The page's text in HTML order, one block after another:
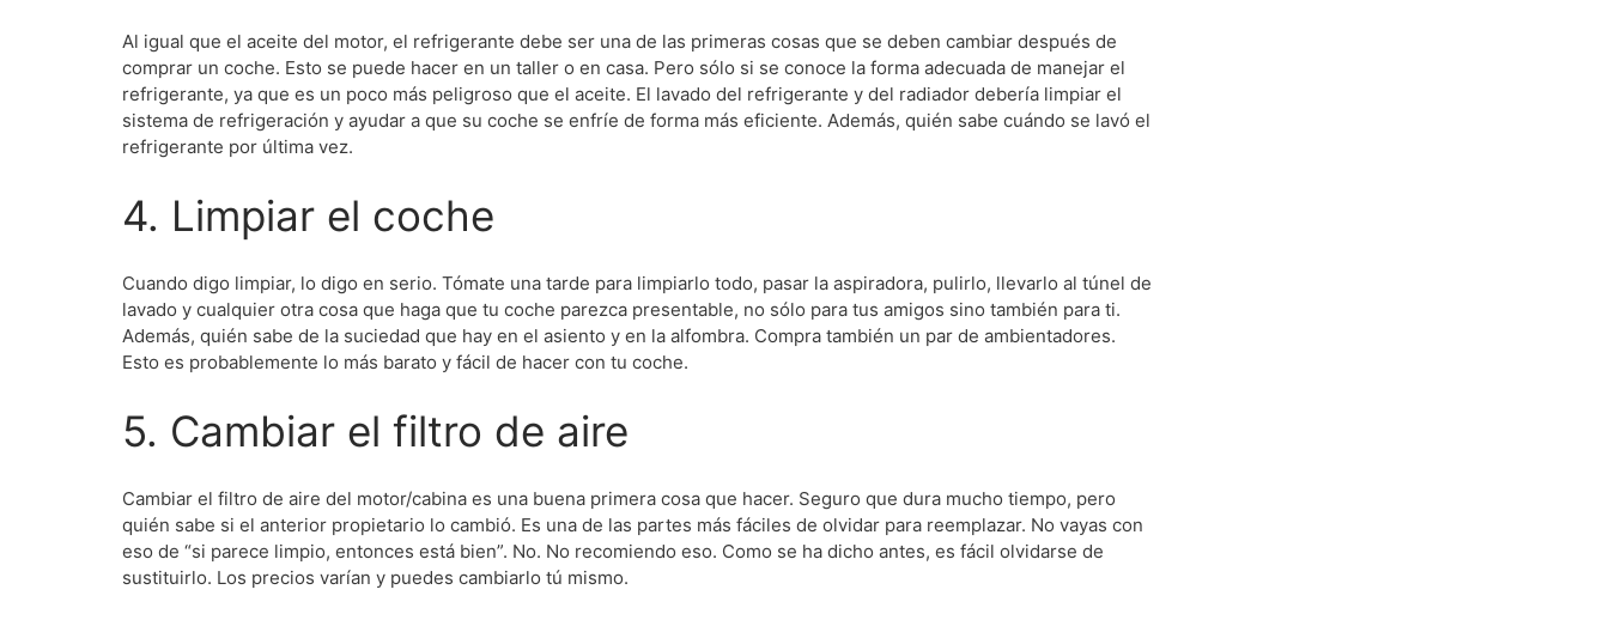
Al igual que el aceite del motor, el refrigerante debe ser una de las primeras cosas que se deben cambiar después de
comprar un coche. Esto se puede hacer en un taller o en casa. Pero sólo si se conoce la forma adecuada de manejar el
refrigerante, ya que es un poco más peligroso que el aceite. El lavado del refrigerante y del radiador debería limpiar el
sistema de refrigeración y ayudar a que su coche se enfríe de forma más eficiente. Además, quién sabe cuándo se lavó el
refrigerante por última vez.
4. Limpiar el coche
Cuando digo limpiar, lo digo en serio. Tómate una tarde para limpiarlo todo, pasar la aspiradora, pulirlo, llevarlo al túnel de
lavado y cualquier otra cosa que haga que tu coche parezca presentable, no sólo para tus amigos sino también para ti.
Además, quién sabe de la suciedad que hay en el asiento y en la alfombra. Compra también un par de ambientadores.
Esto es probablemente lo más barato y fácil de hacer con tu coche.
5. Cambiar el filtro de aire
Cambiar el filtro de aire del motor/cabina es una buena primera cosa que hacer. Seguro que dura mucho tiempo, pero
quién sabe si el anterior propietario lo cambió. Es una de las partes más fáciles de olvidar para reemplazar. No vayas con
eso de “si parece limpio, entonces está bien”. No. No recomiendo eso. Como se ha dicho antes, es fácil olvidarse de
sustituirlo. Los precios varían y puedes cambiarlo tú mismo.